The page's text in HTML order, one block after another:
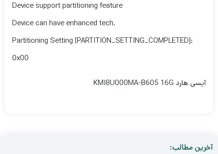
Device support partitioning feature
Device can have enhanced tech.
Partitioning Setting [PARTITION_SETTING_COMPLETED]:
0x00
آیسی هارد KMI8U000MA-B605 16G
آخرین مطالب: